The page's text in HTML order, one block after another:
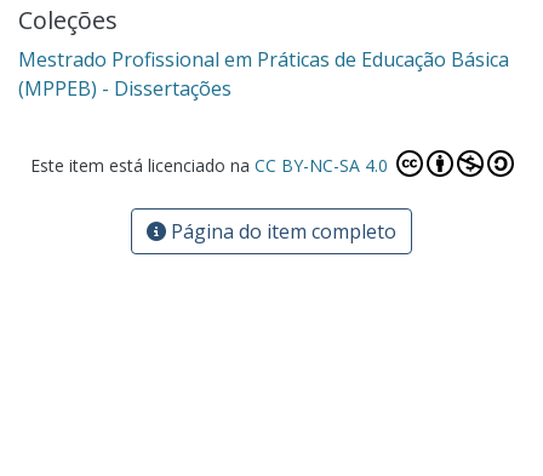
Coleções
Mestrado Profissional em Práticas de Educação Básica
(MPPEB) - Dissertações
Este item está licenciado na CC BY-NC-SA 4.0
Página do item completo